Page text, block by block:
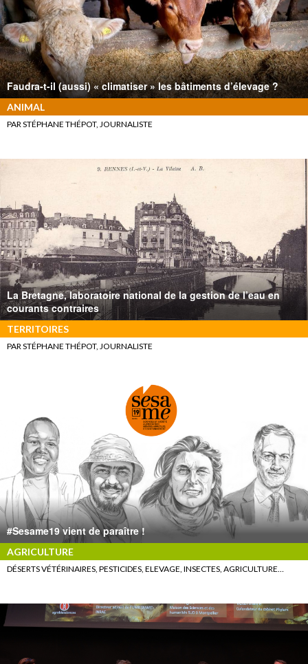
Faudra-t-il (aussi) « climatiser » les bâtiments d’élevage ?
ANIMAL
PAR STÉPHANE THÉPOT, JOURNALISTE
La Bretagne, laboratoire national de la gestion de l’eau en
courants contraires
TERRITOIRES
PAR STÉPHANE THÉPOT, JOURNALISTE
#Sesame19 vient de paraître !
AGRICULTURE
DÉSERTS VÉTÉRINAIRES, PESTICIDES, ELEVAGE, INSECTES, AGRICULTURE…